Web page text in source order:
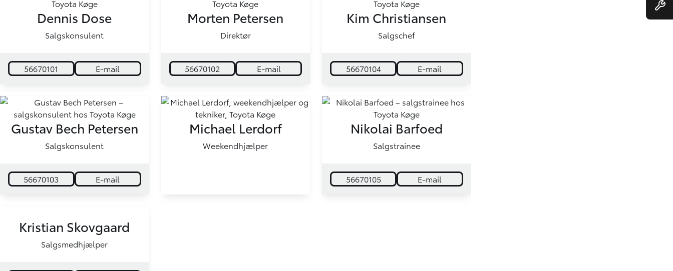
Dennis Dose
Salgskonsulent
56670101 E-mail
Morten Petersen
Direktør
56670102 E-mail
Kim Christiansen
Salgschef
56670104 E-mail
Gustav Bech Petersen
Salgskonsulent
56670103 E-mail
Michael Lerdorf
Weekendhjælper
Nikolai Barfoed
Salgstrainee
56670105 E-mail
Kristian Skovgaard
Salgsmedhjælper